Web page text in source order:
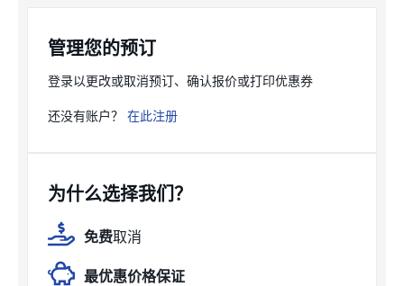
管理您的预订
登录以更改或取消预订、确认报价或打印优惠券
还没有账户？ 在此注册
为什么选择我们？
免费取消
最优惠价格保证